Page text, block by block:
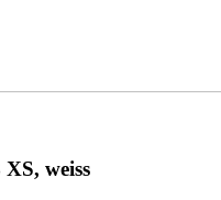
weiss